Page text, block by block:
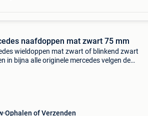
naafdoppen mat zwart 75 mm
wieldoppen mat zwart of blinkend zwart
in bijna alle originele mercedes velgen de
Ophalen of Verzenden